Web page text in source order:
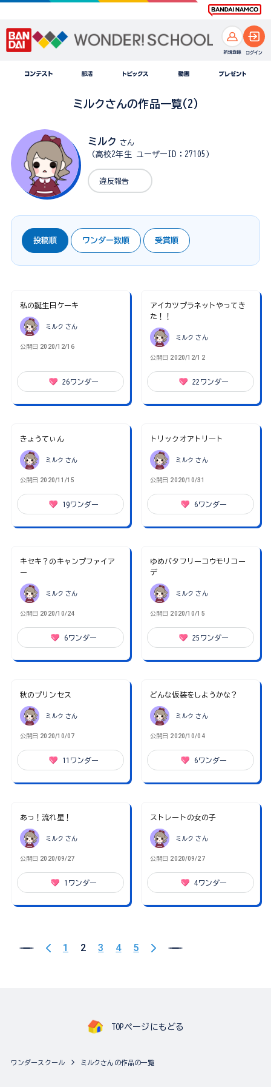
ミルクさんの作品一覧(2)
ミルク さん
（高校2年生 ユーザーID：27105）
違反報告
投稿順 ワンダー数順 受賞順
私の誕生日ケーキ
ミルク さん
公開日 2020/12/16
26ワンダー
アイカツプラネットやってき
た！！
ミルク さん
公開日 2020/12/12
22 ワンダー
きょうてぃん
ミルク さん
公開日 2020/11/15
19ワンダー
トリックオアトリート
ミルク さん
公開日 2020/10/31
6ワンダー
キセキ？のキャンプファイア
ー
ミルク さん
公開日 2020/10/24
6ワンダー
ゆめバタフリーコウモリコー
デ
ミルク さん
公開日 2020/10/15
25 ワンダー
秋のプリンセス
ミルク さん
公開日 2020/10/07
11 ワンダー
どんな仮装をしようかな？
ミルク さん
公開日 2020/10/04
6ワンダー
あっ！流れ星！
ミルク さん
公開日 2020/09/27
1 ワンダー
ストレートの女の子
ミルク さん
公開日 2020/09/27
4ワンダー
1 2 3 4 5
TOPページにもどる
ワンダースクール ミルクさんの作品の一覧